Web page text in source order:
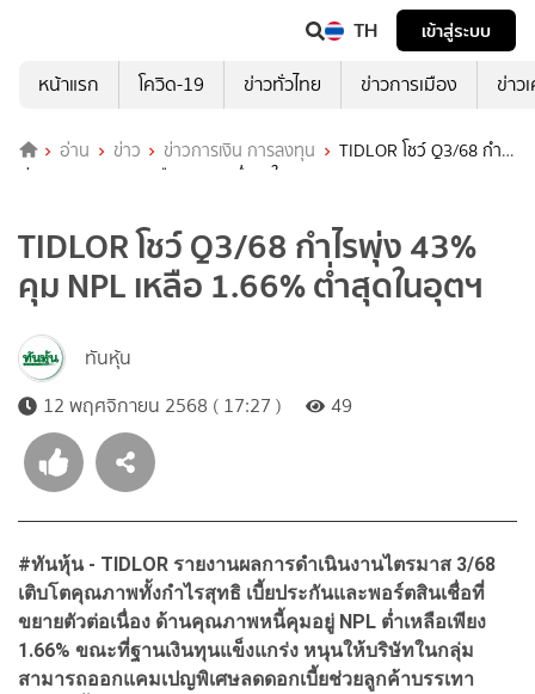
TH
เข้าสู่ระบบ
หน้าแรก
โควิด-19 ข่าวทั่วไทย ข่าวการเมือง ข่าว
อ่าน ข่าว ข่าวการเงิน การลงทุน
TIDLOR โชว์ Q3/68 กำไร
พุ่ง 43% คุม NPL เหลือ 1.66% ต่ำสุดในอุตฯ
TIDLOR โชว์ Q3/68 กำไรพุ่ง 43%
คุม NPL เหลือ 1.66% ต่ำสุดในอุตฯ
ทันหุ้น
12 พฤศจิกายน 2568 ( 17:27 )
49
#ทันหุ้น - TIDLOR รายงานผลการดำเนินงานไตรมาส 3/68
เติบโตคุณภาพทั้งกำไรสุทธิ เบี้ยประกันและพอร์ตสินเชื่อที่
ขยายตัวต่อเนื่อง ด้านคุณภาพหนี้คุมอยู่ NPL ต่ำเหลือเพียง
1.66% ขณะที่ฐานเงินทุนแข็งแกร่ง หนุนให้บริษัทในกลุ่ม
สามารถออกแคมเปญพิเศษลดดอกเบี้ยช่วยลูกค้าบรรเทา